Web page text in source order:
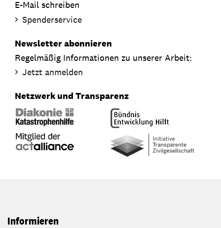
E-Mail schreiben
Spenderservice
Newsletter abonnieren
Regelmäßig Informationen zu unserer Arbeit:
Jetzt anmelden
Netzwerk und Transparenz
Informieren